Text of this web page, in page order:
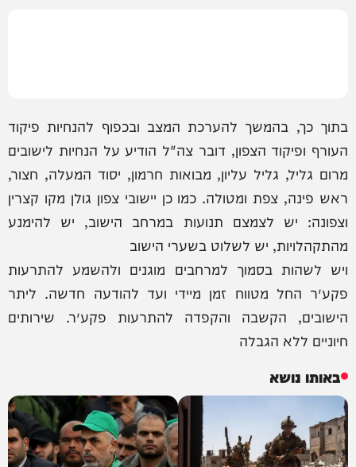
בתוך כך, בהמשך להערכת המצב ובכפוף להנחיות פיקוד
העורף ופיקוד הצפון, דובר צה"ל הודיע על הנחיות לישובים
מרום גליל, גליל עליון, מבואות חרמון, יסוד המעלה, חצור,
ראש פינה, צפת ומטולה. כמו כן יישובי צפון גולן מקו קצרין
וצפונה: יש לצמצם תנועות במרחב הישוב, יש להימנע
מהתקהלויות, יש לשלוט בשערי הישוב
ויש לשהות בסמוך למרחבים מוגנים ולהשמע להתרעות
פקע״ר החל מטווח זמן מיידי ועד להודעה חדשה. ליתר
הישובים, הקשבה והקפדה להתרעות פקע״ר. שירותים
חיוניים ללא הגבלה
באותו נושא